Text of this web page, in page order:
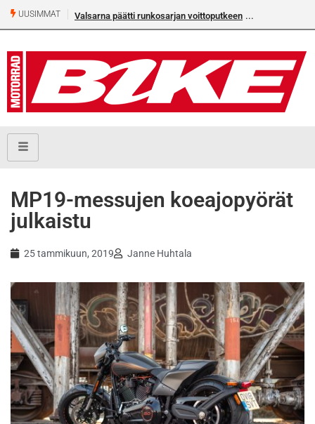
UUSIMMAT Valsarna päätti runkosarjan voittoputkeen
MP19-messujen koeajopyörät
julkaistu
25 tammikuun, 2019 Janne Huhtala